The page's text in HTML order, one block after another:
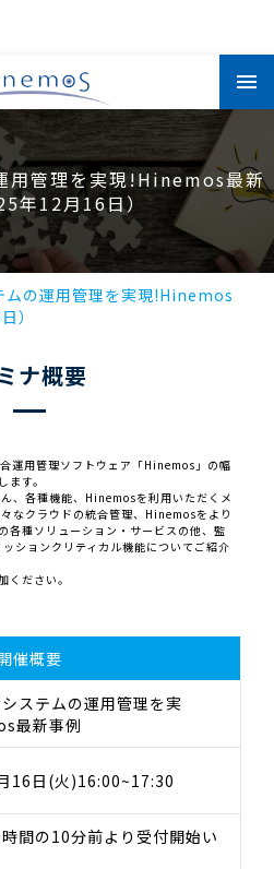
用管理を実現!Hinemos最新
年12月16日）
ムの運用管理を実現!Hinemos
）
ナ概要
運用管理ソフトウェア「Hinemos」の幅
ます。
、各種機能、Hinemosを利用いただくメ
なクラウドの統合管理、Hinemosをより
各種ソリューション・サービスの他、監
ションクリティカル機能についてご紹介
ください。
催概要
ステムの運用管理を実
最新事例
16日(火)16:00~17:30
間の10分前より受付開始い